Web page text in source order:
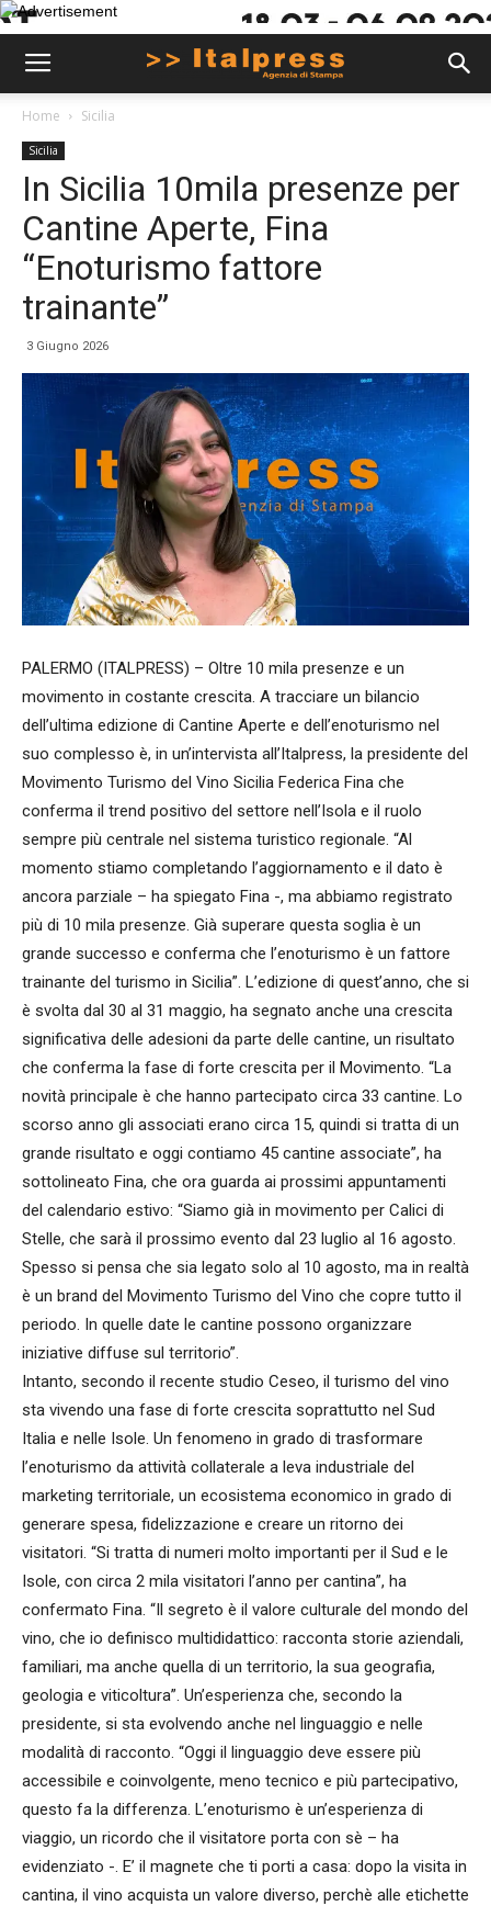
Home Sicilia
Sicilia
In Sicilia 10mila presenze per
Cantine Aperte, Fina
“Enoturismo fattore
trainante”
3 Giugno 2026
PALERMO (ITALPRESS) – Oltre 10 mila presenze e un
movimento in costante crescita. A tracciare un bilancio
dell’ultima edizione di Cantine Aperte e dell’enoturismo nel
suo complesso è, in un’intervista all’Italpress, la presidente del
Movimento Turismo del Vino Sicilia Federica Fina che
conferma il trend positivo del settore nell’Isola e il ruolo
sempre più centrale nel sistema turistico regionale. “Al
momento stiamo completando l’aggiornamento e il dato è
ancora parziale – ha spiegato Fina -, ma abbiamo registrato
più di 10 mila presenze. Già superare questa soglia è un
grande successo e conferma che l’enoturismo è un fattore
trainante del turismo in Sicilia”. L’edizione di quest’anno, che si
è svolta dal 30 al 31 maggio, ha segnato anche una crescita
significativa delle adesioni da parte delle cantine, un risultato
che conferma la fase di forte crescita per il Movimento. “La
novità principale è che hanno partecipato circa 33 cantine. Lo
scorso anno gli associati erano circa 15, quindi si tratta di un
grande risultato e oggi contiamo 45 cantine associate”, ha
sottolineato Fina, che ora guarda ai prossimi appuntamenti
del calendario estivo: “Siamo già in movimento per Calici di
Stelle, che sarà il prossimo evento dal 23 luglio al 16 agosto.
Spesso si pensa che sia legato solo al 10 agosto, ma in realtà
è un brand del Movimento Turismo del Vino che copre tutto il
periodo. In quelle date le cantine possono organizzare
iniziative diffuse sul territorio”.
Intanto, secondo il recente studio Ceseo, il turismo del vino
sta vivendo una fase di forte crescita soprattutto nel Sud
Italia e nelle Isole. Un fenomeno in grado di trasformare
l’enoturismo da attività collaterale a leva industriale del
marketing territoriale, un ecosistema economico in grado di
generare spesa, fidelizzazione e creare un ritorno dei
visitatori. “Si tratta di numeri molto importanti per il Sud e le
Isole, con circa 2 mila visitatori l’anno per cantina”, ha
confermato Fina. “Il segreto è il valore culturale del mondo del
vino, che io definisco multididattico: racconta storie aziendali,
familiari, ma anche quella di un territorio, la sua geografia,
geologia e viticoltura”. Un’esperienza che, secondo la
presidente, si sta evolvendo anche nel linguaggio e nelle
modalità di racconto. “Oggi il linguaggio deve essere più
accessibile e coinvolgente, meno tecnico e più partecipativo,
questo fa la differenza. L’enoturismo è un’esperienza di
viaggio, un ricordo che il visitatore porta con sè – ha
evidenziato -. E’ il magnete che ti porti a casa: dopo la visita in
cantina, il vino acquista un valore diverso, perchè alle etichette